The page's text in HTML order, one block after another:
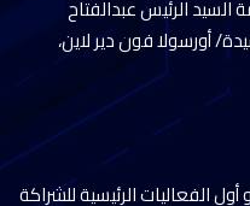
الرئيس عبدالفتاح
أورسولا فون دير لاين،
الفعاليات الرئيسية للشراكة